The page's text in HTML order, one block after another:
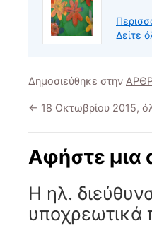
Δείτε
Δημοσιεύθηκε στην
← 18 Οκτωβρίου 2015,
Αφήστε μια
Η ηλ.
υποχρεωτικά